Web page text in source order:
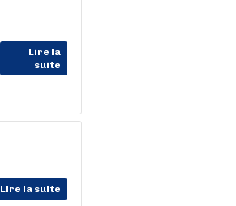
Lire la
suite
Lire la suite